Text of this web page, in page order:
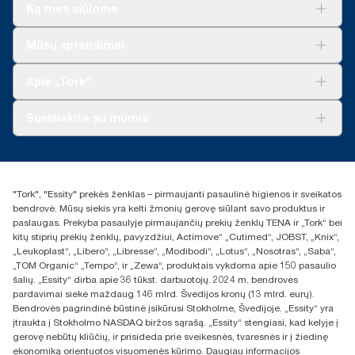
pavojingomis ar nekompostuojamomis medžiagomis.
patikrintą ir suderintą pagal kilmės garantijas. Gautas anglies
+370 5 268 3455
UAB Essity Lithuania
Naugarduko g. 98
LT-03160 Vilnius, Lietuva
"Tork", "Essity" prekės ženklas – pirmaujanti pasaulinė higienos ir sveikatos
bendrovė. Mūsų siekis yra kelti žmonių gerovę siūlant savo produktus ir
paslaugas. Prekyba pasaulyje pirmaujančių prekių ženklų TENA ir „Tork“ bei
kitų stiprių prekių ženklų, pavyzdžiui, Actimove“ „Cutimed“, JOBST, „Knix“,
„Leukoplast“, „Libero“, „Libresse“, „Modibodi“, „Lotus“, „Nosotras“, „Saba“,
„TOM Organic“ „Tempo“, ir „Zewa“, produktais vykdoma apie 150 pasaulio
šalių. „Essity“ dirba apie 36 tūkst. darbuotojų. 2024 m. bendrovės
pardavimai siekė maždaug 146 mlrd. Švedijos kronų (13 mlrd. eurų).
Bendrovės pagrindinė būstinė įsikūrusi Stokholme, Švedijoje. „Essity“ yra
įtraukta į Stokholmo NASDAQ biržos sąrašą. „Essity“ stengiasi, kad kelyje į
gerovę nebūtų kliūčių, ir prisideda prie sveikesnės, tvaresnės ir į žiedinę
ekonomiką orientuotos visuomenės kūrimo. Daugiau informacijos